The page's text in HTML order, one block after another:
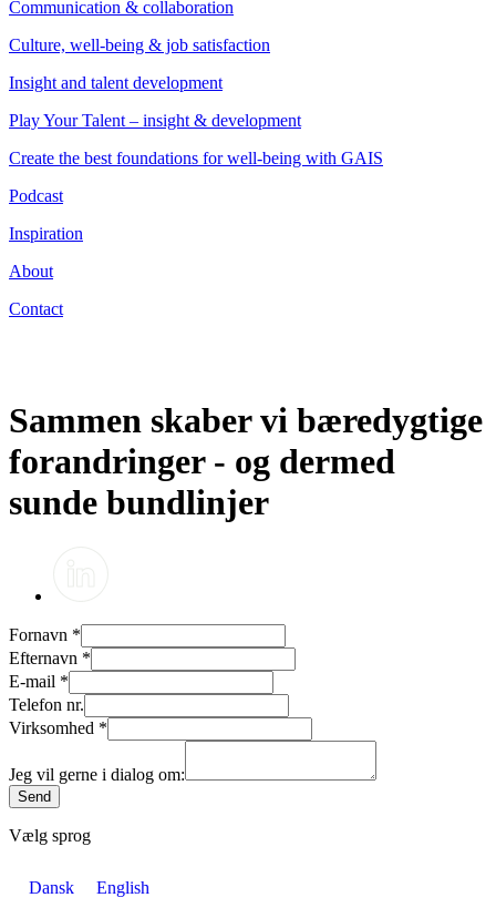
Communication & collaboration
Culture, well-being & job satisfaction
Insight and talent development
Play Your Talent – insight & development
Create the best foundations for well-being with GAIS
Podcast
Inspiration
About
Contact
Sammen skaber vi bæredygtige
forandringer - og dermed
sunde bundlinjer
Fornavn *
Efternavn *
E-mail *
Telefon nr.
Virksomhed *
Jeg vil gerne i dialog om:
Send
Vælg sprog
Dansk English